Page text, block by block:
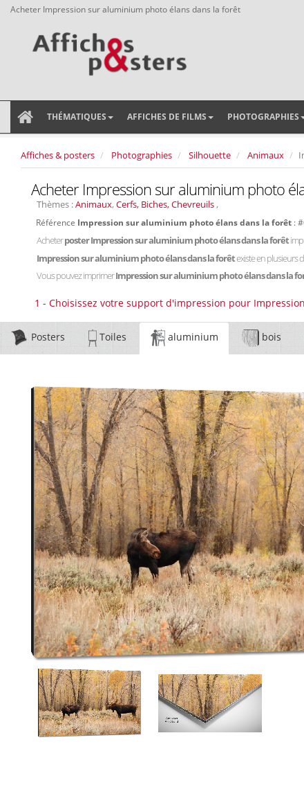
Acheter Impression sur aluminium photo élans dans la forêt
THÉMATIQUES AFFICHES DE FILMS PHOTOGRAPHIES
Affiches & posters Photographies Silhouette Animaux
Acheter Impression sur aluminium photo
Thèmes :Animaux, Cerfs, Biches, Chevreuils,
Référence Impression sur aluminium photo élans dans la forêt :
Acheterposter Impression sur aluminium photo élans dans la forêt
Impression sur aluminium photo élans dans la forêtexiste en plusieurs
Vous pouvez imprimerImpression sur aluminium photo élans dans la
1 - Choisissez votre support d'impression pour
Posters Toiles aluminium bois